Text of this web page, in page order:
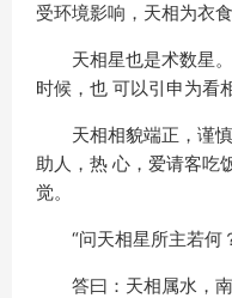
受环境影响，天相为衣食
天相星也是术数星
时候，也 可以引申为看
天相相貌端正，谨
助人，热 心，爱请客吃
觉。
“问天相星所主若何
答曰：天相属水，